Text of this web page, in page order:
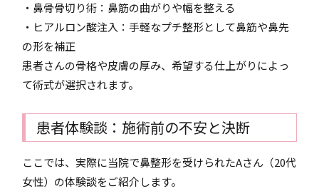
・鼻骨骨切り術：鼻筋の曲がりや幅を整える
・ヒアルロン酸注入：手軽なプチ整形として鼻筋や鼻先
の形を補正
患者さんの骨格や皮膚の厚み、希望する仕上がりによっ
て術式が選択されます。
患者体験談：施術前の不安と決断
ここでは、実際に当院で鼻整形を受けられたAさん（20代
女性）の体験談をご紹介します。